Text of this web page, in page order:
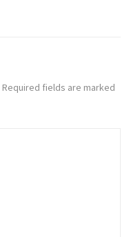
Required fields are marked